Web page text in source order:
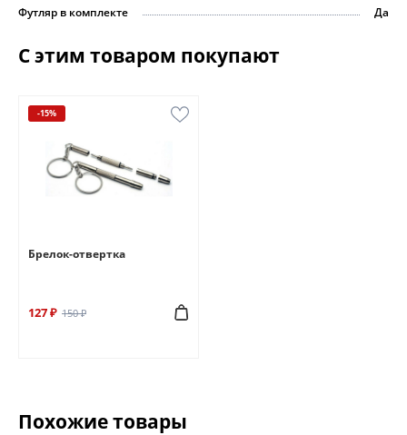
Футляр в комплекте Да
С этим товаром покупают
-15%
Брелок-отвертка
127 ₽ 150 ₽
Похожие товары